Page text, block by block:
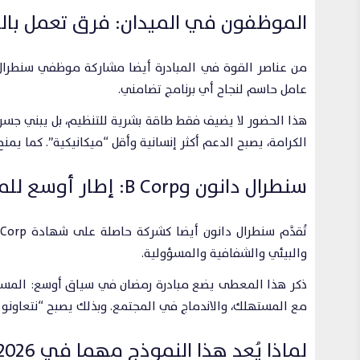
الموظفون في الميدان: فرق تعمل
من عناصر القوة في المبادرة أيضا مشاركة موظفي
عامل حاسم لنجاح أي برنامج تضامني.
هذا الحضور لا يضيف فقط طاقة بشرية للتنظيم، بل يبني
الكرامة، يصبح الدعم أكثر إنسانية وأقل “ميكانيكية”.
سنطرال دانون وB Corp: إطار أوسع للمسؤولية
والبيئي والشفافية والمسؤولية.
ذكر هذا المعطى يضع مبادرة رمضان في سياق أوسع:
مع المستهلك، والاندماج في المجتمع. وبذلك يصبح
لماذا يُعد هذا النموذج مهما في 2026؟